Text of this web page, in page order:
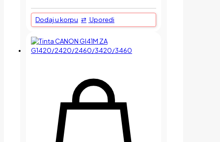
Dodaj u korpu Uporedi